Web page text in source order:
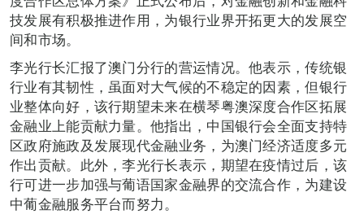
技发展有积极推进作用，为银行业界开拓更大的发展空
间和市场。
李光行长汇报了澳门分行的营运情况。他表示，传统银
行业有其韧性，虽面对大气候的不稳定的因素，但银行
业整体向好，该行期望未来在横琴粤澳深度合作区拓展
金融业上能贡献力量。他指出，中国银行会全面支持特
区政府施政及发展现代金融业务，为澳门经济适度多元
作出贡献。此外，李光行长表示，期望在疫情过后，该
行可进一步加强与葡语国家金融界的交流合作，为建设
中葡金融服务平台而努力。